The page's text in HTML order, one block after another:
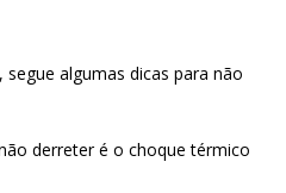
algumas dicas para não
derreter é o choque térmico